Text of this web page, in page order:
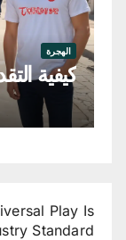
الهجرة
كيفية
Play Is
Standard